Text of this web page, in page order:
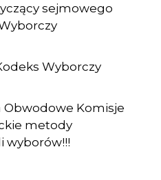
sejmowego
Wyborczy
Obwodowe Komisje
metody
wyborów!!!